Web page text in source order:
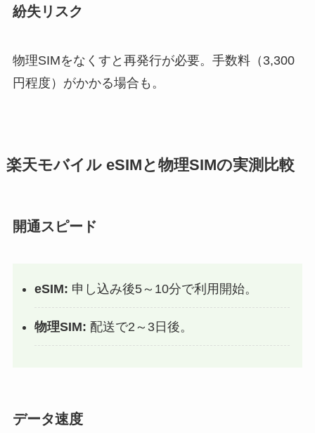
紛失リスク
物理SIMをなくすと再発行が必要。手数料（3,300
円程度）がかかる場合も。
楽天モバイル eSIMと物理SIMの実測比較
開通スピード
eSIM: 申し込み後5～10分で利用開始。
物理SIM:配送で2～3日後。
データ速度